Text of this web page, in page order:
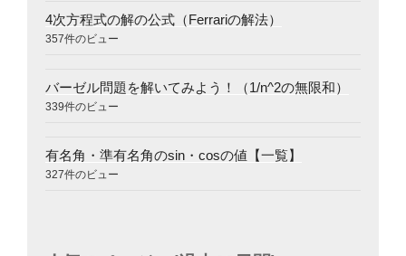
4次方程式の解の公式（Ferrariの解法）
357件のビュー
バーゼル問題を解いてみよう！（1/n^2の無限和）
339件のビュー
有名角・準有名角のsin・cosの値【一覧】
327件のビュー